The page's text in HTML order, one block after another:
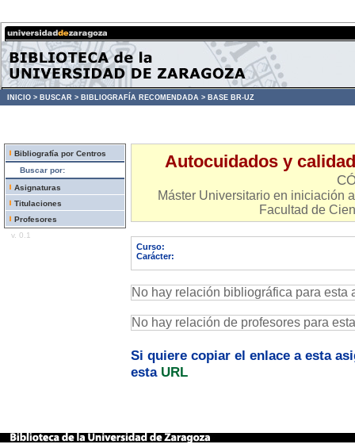
INICIO > BUSCAR > BIBLIOGRAFÍA RECOMENDADA > BASE BR-UZ
Bibliografía por Centros
Buscar por:
Asignaturas
Titulaciones
Profesores
v. 0.1
Autocuidados y
Máster Universitario en iniciación
Facultad de
Curso:
Carácter:
No hay relación bibliográfica para esta
No hay relación de profesores para
Si quiere copiar el enlace a esta
esta URL